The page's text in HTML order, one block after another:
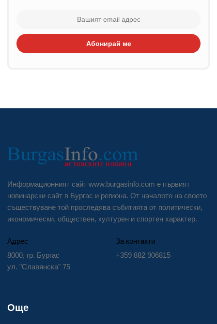
Абонирай ме
Информационният сайт www.burgasinfo.com е първият
новинарски сайт в Бургас и региона. От началото на своето
съществуване той проследява събитията от политически,
икономически, обществен, културен и спортен характер.
Адрес
8000, гр. Бургас
ул. "Славянска" 75
За контакти
+359 882 906815
Още